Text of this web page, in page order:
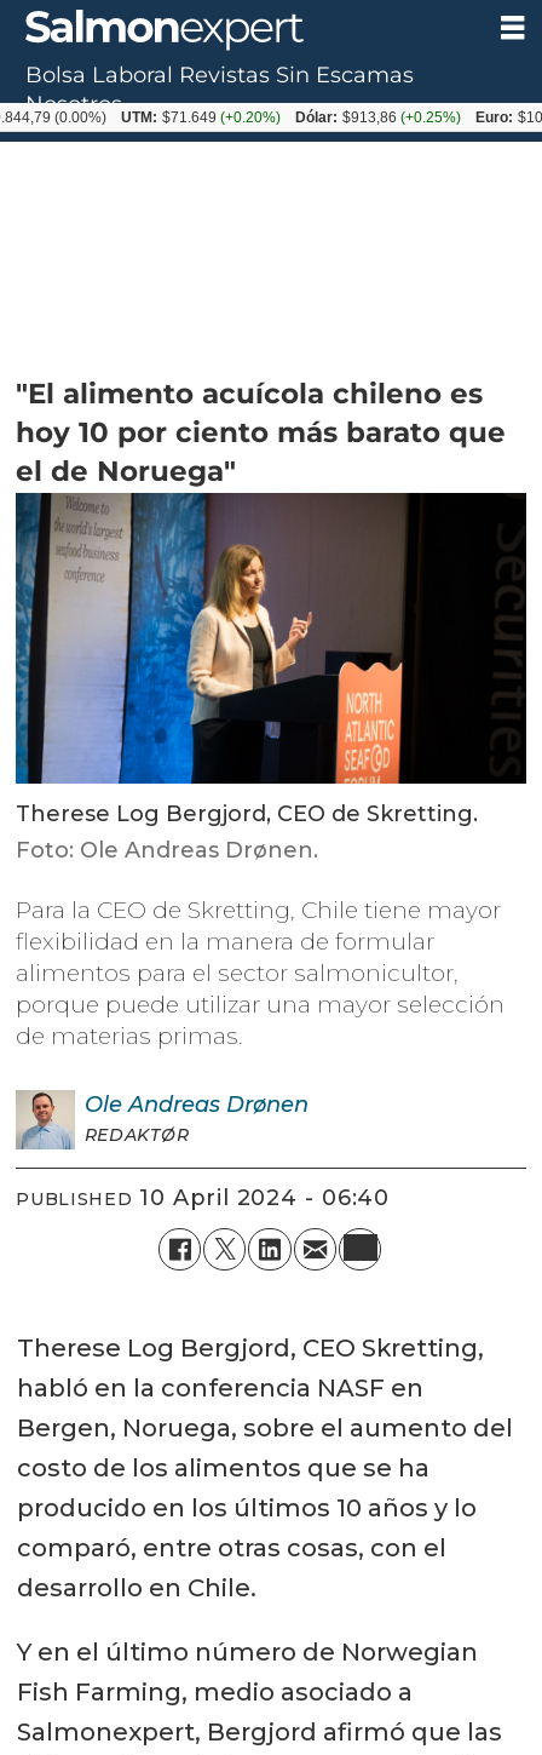
"El alimento acuícola chileno es
hoy 10 por ciento más barato que
el de Noruega"
Therese Log Bergjord, CEO de Skretting.
Foto: Ole Andreas Drønen.
Para la CEO de Skretting, Chile tiene mayor
flexibilidad en la manera de formular
alimentos para el sector salmonicultor,
porque puede utilizar una mayor selección
de materias primas.
Ole Andreas Drønen
REDAKTØR
PUBLISHED 10 April 2024 - 06:40
Therese Log Bergjord, CEO Skretting,
habló en la conferencia NASF en
Bergen, Noruega, sobre el aumento del
costo de los alimentos que se ha
producido en los últimos 10 años y lo
comparó, entre otras cosas, con el
desarrollo en Chile.
Y en el último número de Norwegian
Fish Farming, medio asociado a
Salmonexpert, Bergjord afirmó que las
Bolsa Laboral Revistas Sin Escamas
Nosotros
UTM: $71.649 (+0.20%) Dólar: $913,86 (+0.25%) Euro: $1053,08(-